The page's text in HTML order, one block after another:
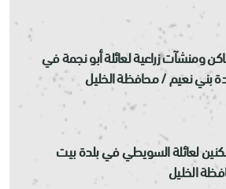
ومنشآت زراعية لعائلة أبو نجمة في
بني نعيم / محافظة الخليل
لعائلة السويطي في بلدة بيت
الخليل